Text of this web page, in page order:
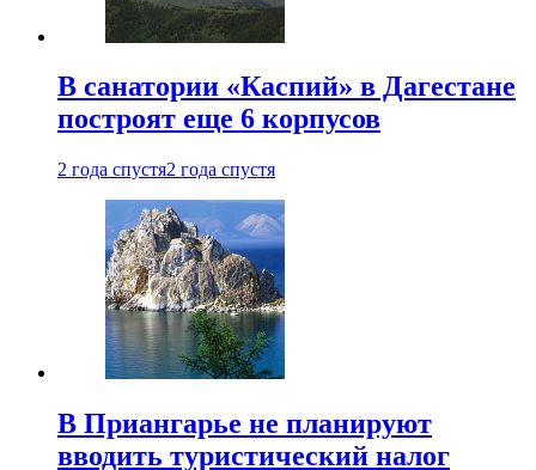
В санатории «Каспий» в Дагестане
построят еще 6 корпусов
2 года спустя2 года спустя
В Приангарье не планируют
вводить туристический налог